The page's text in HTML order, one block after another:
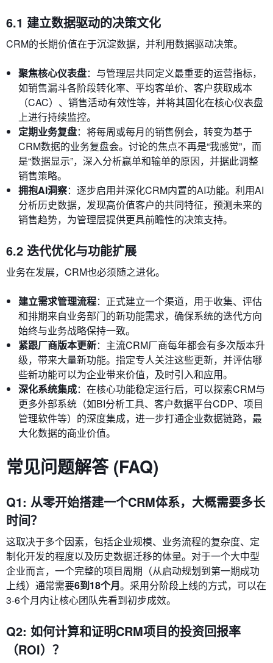
6.1 建立数据驱动的决策文化
CRM的长期价值在于沉淀数据，并利用数据驱动决策。
聚焦核心仪表盘：与管理层共同定义最重要的运营指标，
如销售漏斗各阶段转化率、平均客单价、客户获取成本
（CAC）、销售活动有效性等，并将其固化在核心仪表盘
上进行持续监控。
定期业务复盘：将每周或每月的销售例会，转变为基于
CRM数据的业务复盘会。讨论的焦点不再是“我感觉”，而
是“数据显示”，深入分析赢单和输单的原因，并据此调整
销售策略。
拥抱AI洞察：逐步启用并深化CRM内置的AI功能。利用AI
分析历史数据，发现高价值客户的共同特征，预测未来的
销售趋势，为管理层提供更具前瞻性的决策支持。
6.2 迭代优化与功能扩展
业务在发展，CRM也必须随之进化。
建立需求管理流程：正式建立一个渠道，用于收集、评估
和排期来自业务部门的新功能需求，确保系统的迭代方向
始终与业务战略保持一致。
紧跟厂商版本更新：主流CRM厂商每年都会有多次版本升
级，带来大量新功能。指定专人关注这些更新，并评估哪
些新功能可以为企业带来价值，及时引入和应用。
深化系统集成：在核心功能稳定运行后，可以探索CRM与
更多外部系统（如BI分析工具、客户数据平台CDP、项目
管理软件等）的深度集成，进一步打通企业数据链路，最
大化数据的商业价值。
常见问题解答 (FAQ)
Q1: 从零开始搭建一个CRM体系，大概需要多长
时间？
这取决于多个因素，包括企业规模、业务流程的复杂度、定
制化开发的程度以及历史数据迁移的体量。对于一个大中型
企业而言，一个完整的项目周期（从启动规划到第一期成功
上线）通常需要6到18个月。采用分阶段上线的方式，可以在
3-6个月内让核心团队先看到初步成效。
Q2: 如何计算和证明CRM项目的投资回报率
（ROI）？